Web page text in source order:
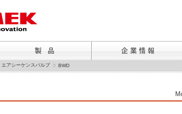
エアシーケンスバルブ BWD